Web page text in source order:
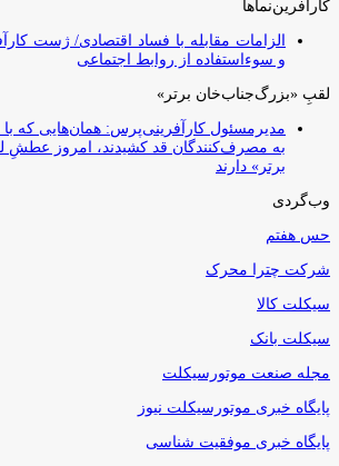
کارآفرین‌نماها
الزامات مقابله با فساد اقتصادی/ ژست
و سوءاستفاده از روابط اجتماعی
لقبِ «بزرگ‌جناب‌خان برتر»
مدیرمسئول کارآفرینی‌پرس: همان‌هایی که
به مصرف‌کنندگان قد کشیدند، امروز عطشِ
برتر» دارند
وب‌گردی
حس هفتم
شرکت چترا محرک
سیکلت کالا
سیکلت بانک
مجله صنعت موتورسیکلت
پایگاه خبری موتورسیکلت نیوز
پایگاه خبری موفقیت شناسی